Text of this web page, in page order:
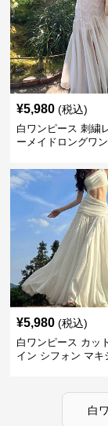
¥5,980 (税込)
白ワンピース 刺繍
ーメイドロングワ
¥5,980 (税込)
白ワンピース カッ
イン シフォン マキ
白